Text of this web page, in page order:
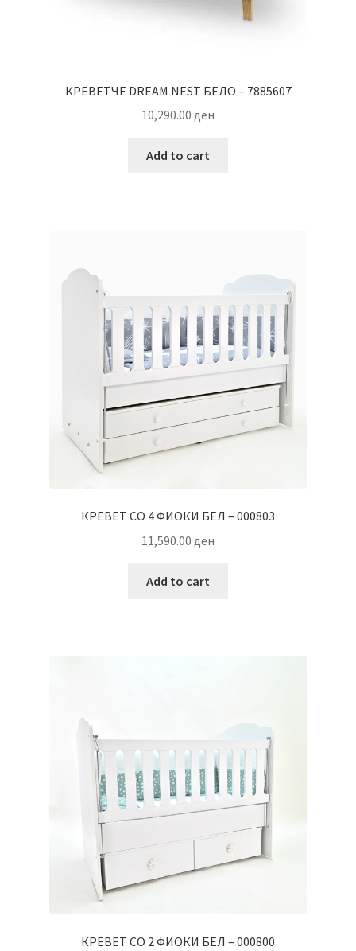
КРЕВЕТЧЕ DREAM NEST БЕЛО – 7885607
10,290.00 ден
Add to cart
КРЕВЕТ СО 4 ФИОКИ БЕЛ – 000803
11,590.00 ден
Add to cart
КРЕВЕТ СО 2 ФИОКИ БЕЛ – 000800